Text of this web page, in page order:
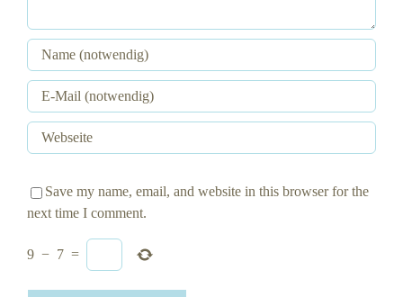
Save my name, email, and website in this browser for the
next time I comment.
9 − 7 =